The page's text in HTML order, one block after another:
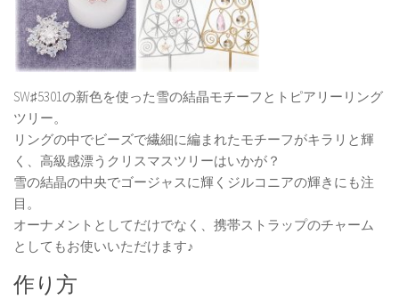
SW♯5301の新色を使った雪の結晶モチーフとトピアリーリング
ツリー。
リングの中でビーズで繊細に編まれたモチーフがキラリと輝
く、高級感漂うクリスマスツリーはいかが？
雪の結晶の中央でゴージャスに輝くジルコニアの輝きにも注
目。
オーナメントとしてだけでなく、携帯ストラップのチャーム
としてもお使いいただけます♪
作り方